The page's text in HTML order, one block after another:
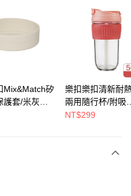
戶可立即使用無須另外申請。
遇審核未通過，訂單將自動取
未達大哥付你分期系統評分，恕無
費
Mix&Match矽
護套/米灰
樂扣樂扣清新耐
兩用隨行杯/附吸
管/500ml/粉
NT$299